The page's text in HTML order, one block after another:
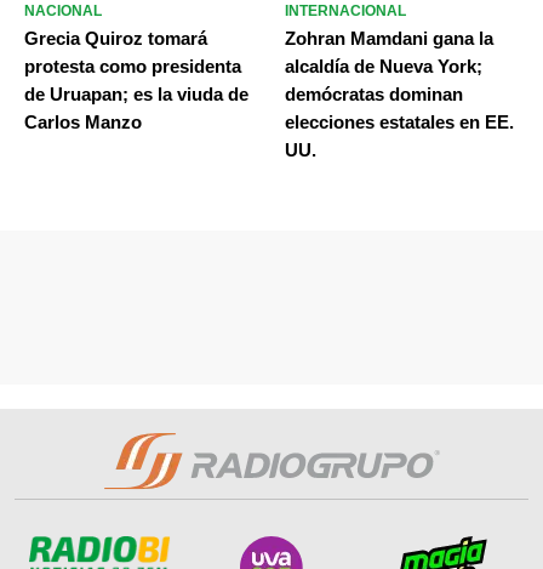
NACIONAL
Grecia Quiroz tomará
protesta como presidenta
de Uruapan; es la viuda de
Carlos Manzo
INTERNACIONAL
Zohran Mamdani gana la
alcaldía de Nueva York;
demócratas dominan
elecciones estatales en EE.
UU.